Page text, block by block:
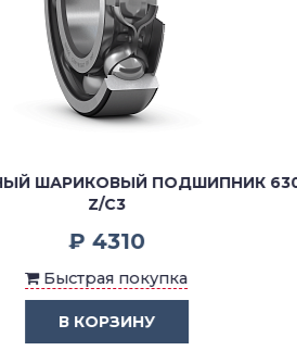
ПОДШИПНИК 6306
₽ 4310
покупка
В КОРЗИНУ